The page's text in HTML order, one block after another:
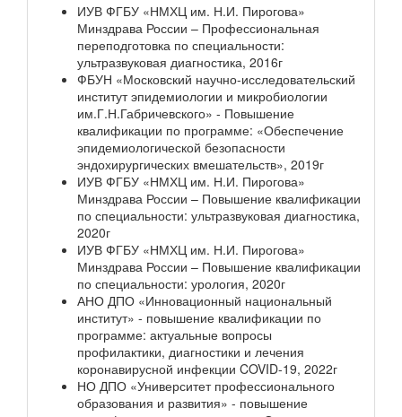
ИУВ ФГБУ «НМХЦ им. Н.И. Пирогова»
Минздрава России – Профессиональная
переподготовка по специальности:
ультразвуковая диагностика, 2016г
ФБУН «Московский научно-исследовательский
институт эпидемиологии и микробиологии
им.Г.Н.Габричевского» - Повышение
квалификации по программе: «Обеспечение
эпидемиологической безопасности
эндохирургических вмешательств», 2019г
ИУВ ФГБУ «НМХЦ им. Н.И. Пирогова»
Минздрава России – Повышение квалификации
по специальности: ультразвуковая диагностика,
2020г
ИУВ ФГБУ «НМХЦ им. Н.И. Пирогова»
Минздрава России – Повышение квалификации
по специальности: урология, 2020г
АНО ДПО «Инновационный национальный
институт» - повышение квалификации по
программе: актуальные вопросы
профилактики, диагностики и лечения
коронавирусной инфекции COVID-19, 2022г
НО ДПО «Университет профессионального
образования и развития» - повышение